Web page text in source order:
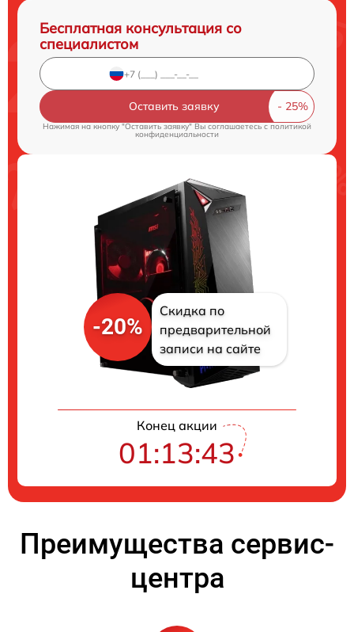
Бесплатная консультация со
специалистом
Оставить заявку
Нажимая на кнопку "Оставить заявку" Вы соглашаетесь cполитикой
конфиденциальности
-20%
Скидка по
предварительной
записи на сайте
Конец акции
01:13:42
Преимущества сервис-
центра